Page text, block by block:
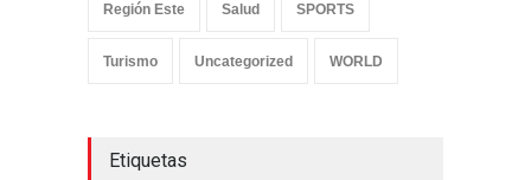
Región Este Salud SPORTS
Turismo Uncategorized WORLD
Etiquetas